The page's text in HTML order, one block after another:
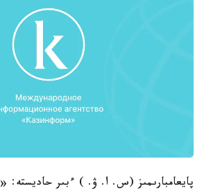
پايعامبارىمىز (س. ا. ۋ. ) ءبىر